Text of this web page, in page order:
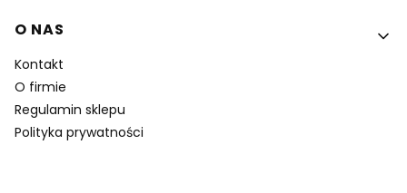
O NAS
Kontakt
O firmie
Regulamin sklepu
Polityka prywatności